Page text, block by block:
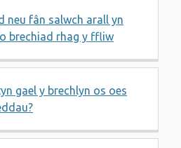
neu fân salwch arall yn
brechiad rhag y ffliw
gael y brechlyn os oes